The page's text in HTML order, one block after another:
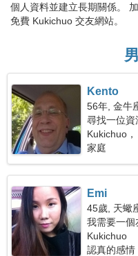
個人資料並建立長期關係。
免費 Kukichuo 交友網站。
Kento
56年, 金牛
尋找一位
Kukichuo
家庭
Emi
45歲, 天蠍
我需要一個
Kukichuo
認真的感情